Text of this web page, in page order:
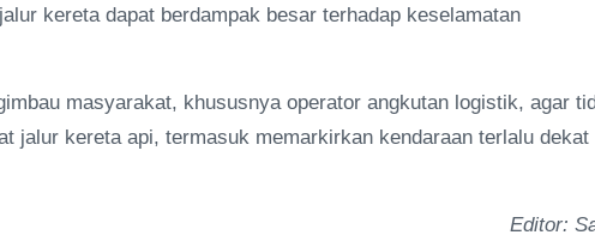
kereta dapat berdampak besar terhadap keselamatan
masyarakat, khususnya operator angkutan logistik, agar
jalur kereta api, termasuk memarkirkan kendaraan terlalu dekat
Editor: